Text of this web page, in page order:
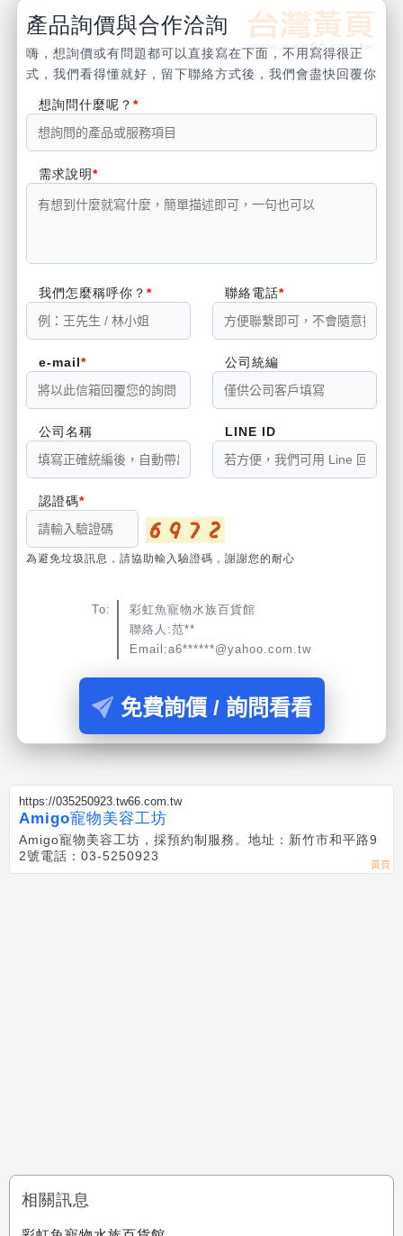
產品詢價與合作洽詢
嗨，想詢價或有問題都可以直接寫在下面，不用寫得很正
式，我們看得懂就好，留下聯絡方式後，我們會盡快回覆你
想詢問什麼呢？
需求說明
我們怎麼稱呼你？ 聯絡電話
e-mail 公司統編
公司名稱 LINE ID
認證碼
為避免垃圾訊息，請協助輸入驗證碼，謝謝您的耐心
To:
彩虹魚寵物水族百貨館
聯絡人:范**
Email:a6******@yahoo.com.tw
免費詢價 / 詢問看看
https://035250923.tw66.com.tw
Amigo寵物美容工坊
Amigo寵物美容工坊，採預約制服務。地址：新竹市和平路9
2號電話：03-5250923
相關訊息